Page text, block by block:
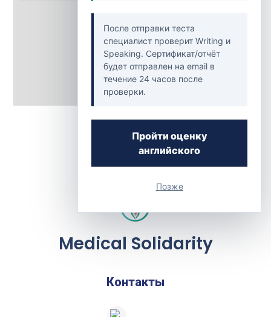
После отправки теста
специалист проверит Writing и
Speaking. Сертификат/отчёт
будет отправлен на email в
течение 24 часов после
проверки.
Пройти оценку
английского
Позже
Back to Clinics
Medical Solidarity
Контакты